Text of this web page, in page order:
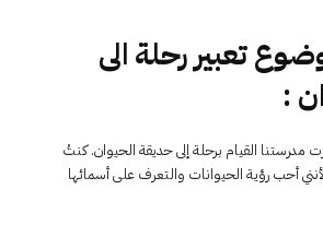
تعبير رحلة الى
:
القيام برحلة إلى حديقة الحيوان. كنتُ
أحب رؤية الحيوانات والتعرف على أسمائها